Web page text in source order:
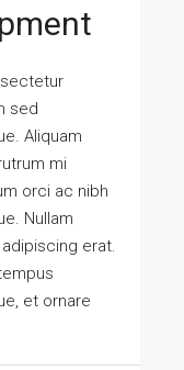
sed
Aliquam
mi
orci ac nibh
Nullam
erat.
et ornare